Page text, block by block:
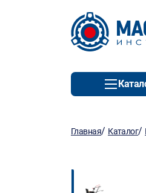
Главная/ Каталог/